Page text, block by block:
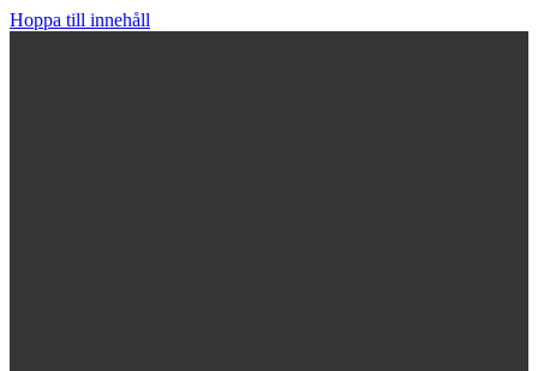
Hoppa till innehåll